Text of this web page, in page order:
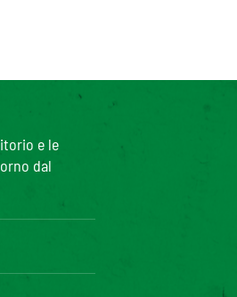
e le
dal